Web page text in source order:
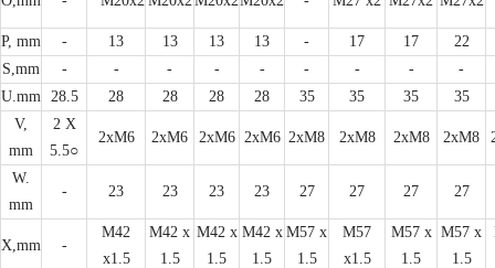
P, mm - 13 13 13 13 - 17 17
22
S,mm
- - - - - - - -
-
U.mm 28.5 28 28 28 28 35 35 35
35
V,
mm
2 X
5.5○
2xM6 2xM6 2xM6 2xM6 2xM8 2xM8 2xM8 2xM8
W.
mm
- 23 23 23 23 27 27 27 27
X,mm -
M42
x1.5
M42 x
1.5
M42 x
1.5
M42 x
1.5
M57 x
1.5
M57
x1.5
M57 x
1.5
M57 x
1.5